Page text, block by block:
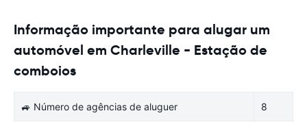
Informação importante para alugar um
automóvel em Charleville - Estação de
comboios
🚙 Número de agências de aluguer 8